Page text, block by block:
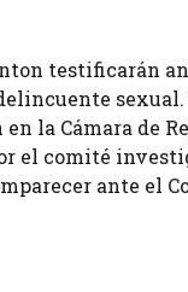
testificarán
la Cámara de
el comité
ante el